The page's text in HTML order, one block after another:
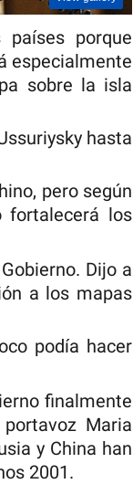
porque
especialmente
sobre la isla
hasta
pero según
fortalecerá los
Dijo a
a los mapas
podía hacer
finalmente
Maria
y China han
2001.